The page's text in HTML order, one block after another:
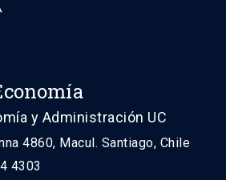
y Administración UC
4860, Macul. Santiago, Chile
4303